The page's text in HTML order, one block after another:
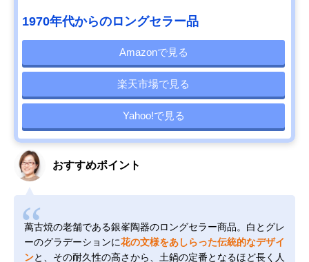
1970年代からのロングセラー品
Amazonで見る
楽天市場で見る
Yahoo!で見る
おすすめポイント
萬古焼の老舗である銀峯陶器のロングセラー商品。白とグレ
ーのグラデーションに花の文様をあしらった伝統的なデザイ
ンと、その耐久性の高さから、土鍋の定番となるほど長く人